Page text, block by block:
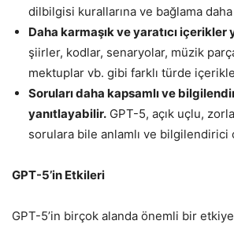
dilbilgisi kurallarına ve bağlama
Daha karmaşık ve yaratıcı içerikler
şiirler, kodlar, senaryolar, müzik
mektuplar vb. gibi farklı türde
Soruları daha kapsamlı ve
yanıtlayabilir. GPT-5, açık uçlu,
sorulara bile anlamlı ve bilgilendirici
GPT-5’in Etkileri
GPT-5’in birçok alanda önemli bir